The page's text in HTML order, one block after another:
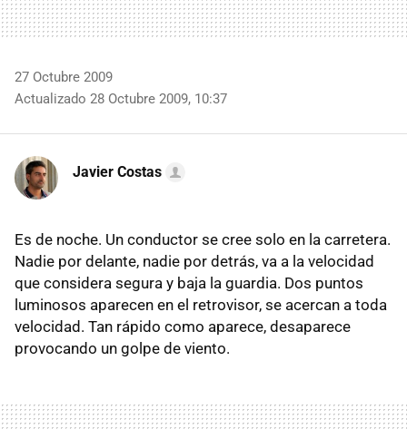
27 Octubre 2009
Actualizado 28 Octubre 2009, 10:37
Javier Costas
Es de noche. Un conductor se cree solo en la carretera.
Nadie por delante, nadie por detrás, va a la velocidad
que considera segura y baja la guardia. Dos puntos
luminosos aparecen en el retrovisor, se acercan a toda
velocidad. Tan rápido como aparece, desaparece
provocando un golpe de viento.